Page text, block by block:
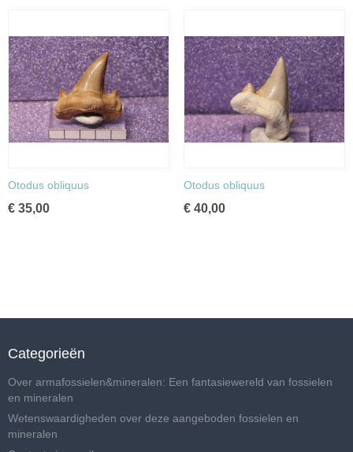
Otodus obliquus
€ 35,00
Otodus obliquus
€ 40,00
Categorieën
Over armafossielen&mineralen: Een fantasiewereld van fossielen
en mineralen
Wetenswaardigheden over deze aangeboden fossielen en
mineralen